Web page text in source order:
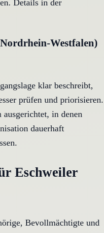
Details in der
Westfalen)
klar beschreibt,
prüfen und priorisieren.
in denen
dauerhaft
Eschweiler
Bevollmächtigte und